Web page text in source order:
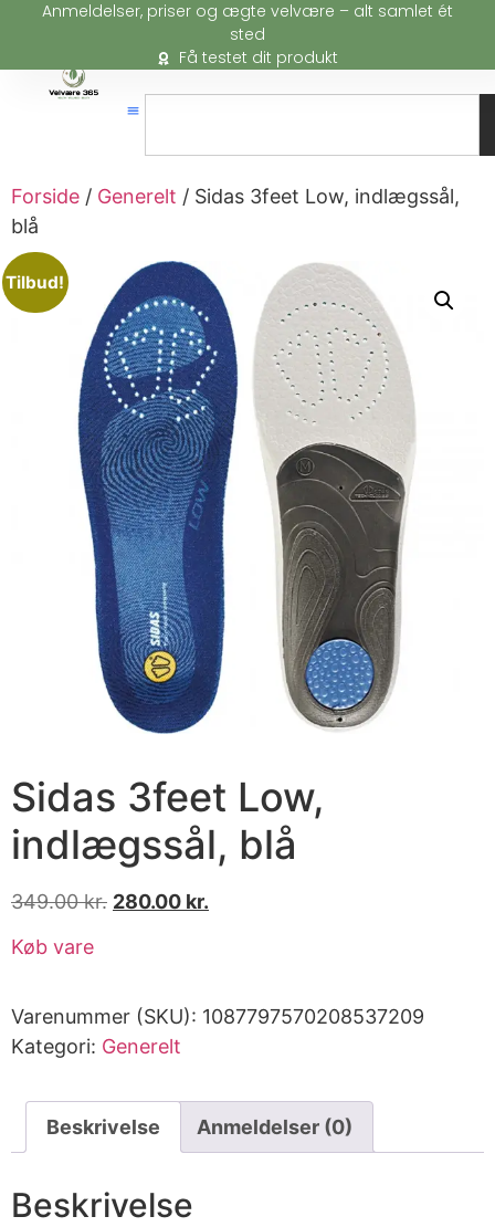
Anmeldelser, priser og ægte velvære – alt samlet ét
sted
Få testet dit produkt
Forside / Generelt / Sidas 3feet Low, indlægssål,
blå
Tilbud!
Sidas 3feet Low,
indlægssål, blå
349.00kr. 280.00 kr.
Køb vare
Varenummer (SKU): 1087797570208537209
Kategori: Generelt
Beskrivelse Anmeldelser (0)
Beskrivelse